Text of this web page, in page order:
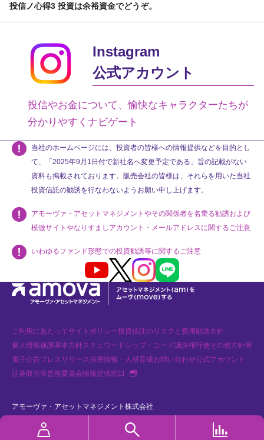
投信ノ心得3 投資は余裕資金でどうぞ。
Instagram
公式アカウント
投信やお金について、愉快なキャラクターたちが
分かりやすくナビゲート
当社のホームページには、投資者の皆様への情報提供などを目的とし
て、「2025年9月1日付で新社名へ変更予定である」旨の記載がない
資料も掲載されております。販売会社の皆様は、それらを用いた当社
投資信託の勧誘を行なわないようお願い申し上げます。
アモーヴァ・アセットマネジメントやその関係者を名乗る勧誘および
模倣サイトやなりすましアカウント・メールアドレスに関するご注意
いわゆるファンド形態での投資勧誘等に関するご注意
Youtube X InstagramLINE
ご利用にあたってサイトポリシー投資信託のリスクと費用勧誘方針
個人情報保護基本方針スチュワードシップ・コード議決権行使その他方針等
電子公告プレスリリース採用情報・人材育成お問い合わせ公式アカウント
証券取引等監視委員会情報提供窓口
アモーヴァ・アセットマネジメント株式会社
金融商品取引業者 関東財務局長（金商）第368号 加入協会：一般社団法人
資産運用業協会、一般社団法人 第二種金融商品取引業協会